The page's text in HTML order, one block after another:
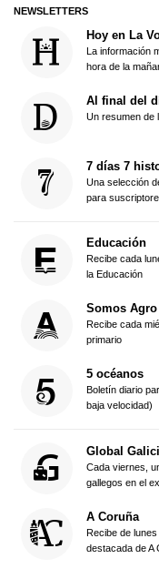
NEWSLETTERS
Hoy en La
La información
hora de la
Al final del
Un resumen de
7 días 7
Una selección
para
Educación
Recibe cada
la Educación
Somos Agro
Recibe cada
primario
5 océanos
Boletín diario
baja velocidad)
Global
Cada viernes,
gallegos en el
A Coruña
Recibe de
destacada de A